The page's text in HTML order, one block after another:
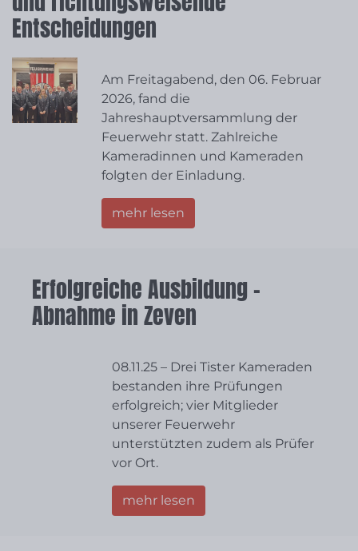
Entscheidungen
Am Freitagabend, den 06. Februar
2026, fand die
Jahreshauptversammlung der
Feuerwehr statt. Zahlreiche
Kameradinnen und Kameraden
folgten der Einladung.
mehr lesen
Erfolgreiche Ausbildung –
Abnahme in Zeven
08.11.25 – Drei Tister Kameraden
bestanden ihre Prüfungen
erfolgreich; vier Mitglieder
unserer Feuerwehr
unterstützten zudem als Prüfer
vor Ort.
mehr lesen